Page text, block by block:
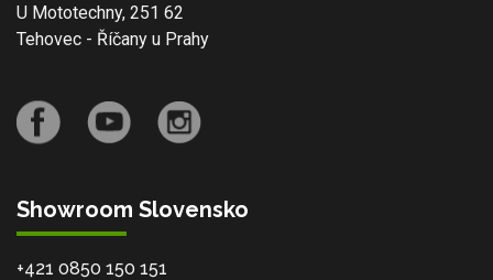
U Mototechny, 251 62
Tehovec - Říčany u Prahy
Showroom Slovensko
+421 0850 150 151